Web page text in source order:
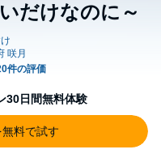
だけなのに～
30日間無料体験
料で試す